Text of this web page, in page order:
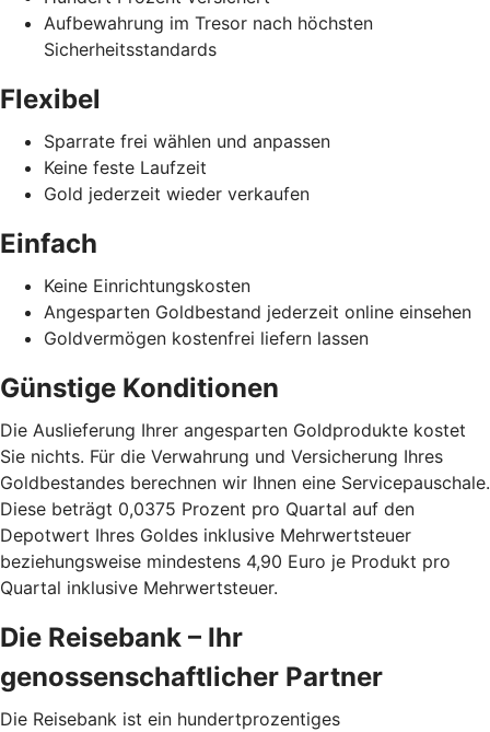
Aufbewahrung im Tresor nach höchsten
Sicherheitsstandards
Flexibel
Sparrate frei wählen und anpassen
Keine feste Laufzeit
Gold jederzeit wieder verkaufen
Einfach
Keine Einrichtungskosten
Angesparten Goldbestand jederzeit online einsehen
Goldvermögen kostenfrei liefern lassen
Günstige Konditionen
Die Auslieferung Ihrer angesparten Goldprodukte kostet
Sie nichts. Für die Verwahrung und Versicherung Ihres
Goldbestandes berechnen wir Ihnen eine Servicepauschale.
Diese beträgt 0,0375 Prozent pro Quartal auf den
Depotwert Ihres Goldes inklusive Mehrwertsteuer
beziehungsweise mindestens 4,90 Euro je Produkt pro
Quartal inklusive Mehrwertsteuer.
Die Reisebank – Ihr
genossenschaftlicher Partner
Die Reisebank ist ein hundertprozentiges